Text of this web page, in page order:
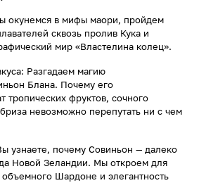
окунемся в мифы маори, пройдем
сквозь пролив Кука и
мир «Властелина колец».
Разгадаем магию
Блана. Почему его
тропических фруктов, сочного
невозможно перепутать ни с чем
узнаете, почему Совиньон — далеко
Новой Зеландии. Мы откроем для
объемного Шардоне и элегантность